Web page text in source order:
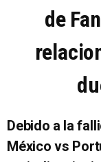
de
Debido a la
México vs